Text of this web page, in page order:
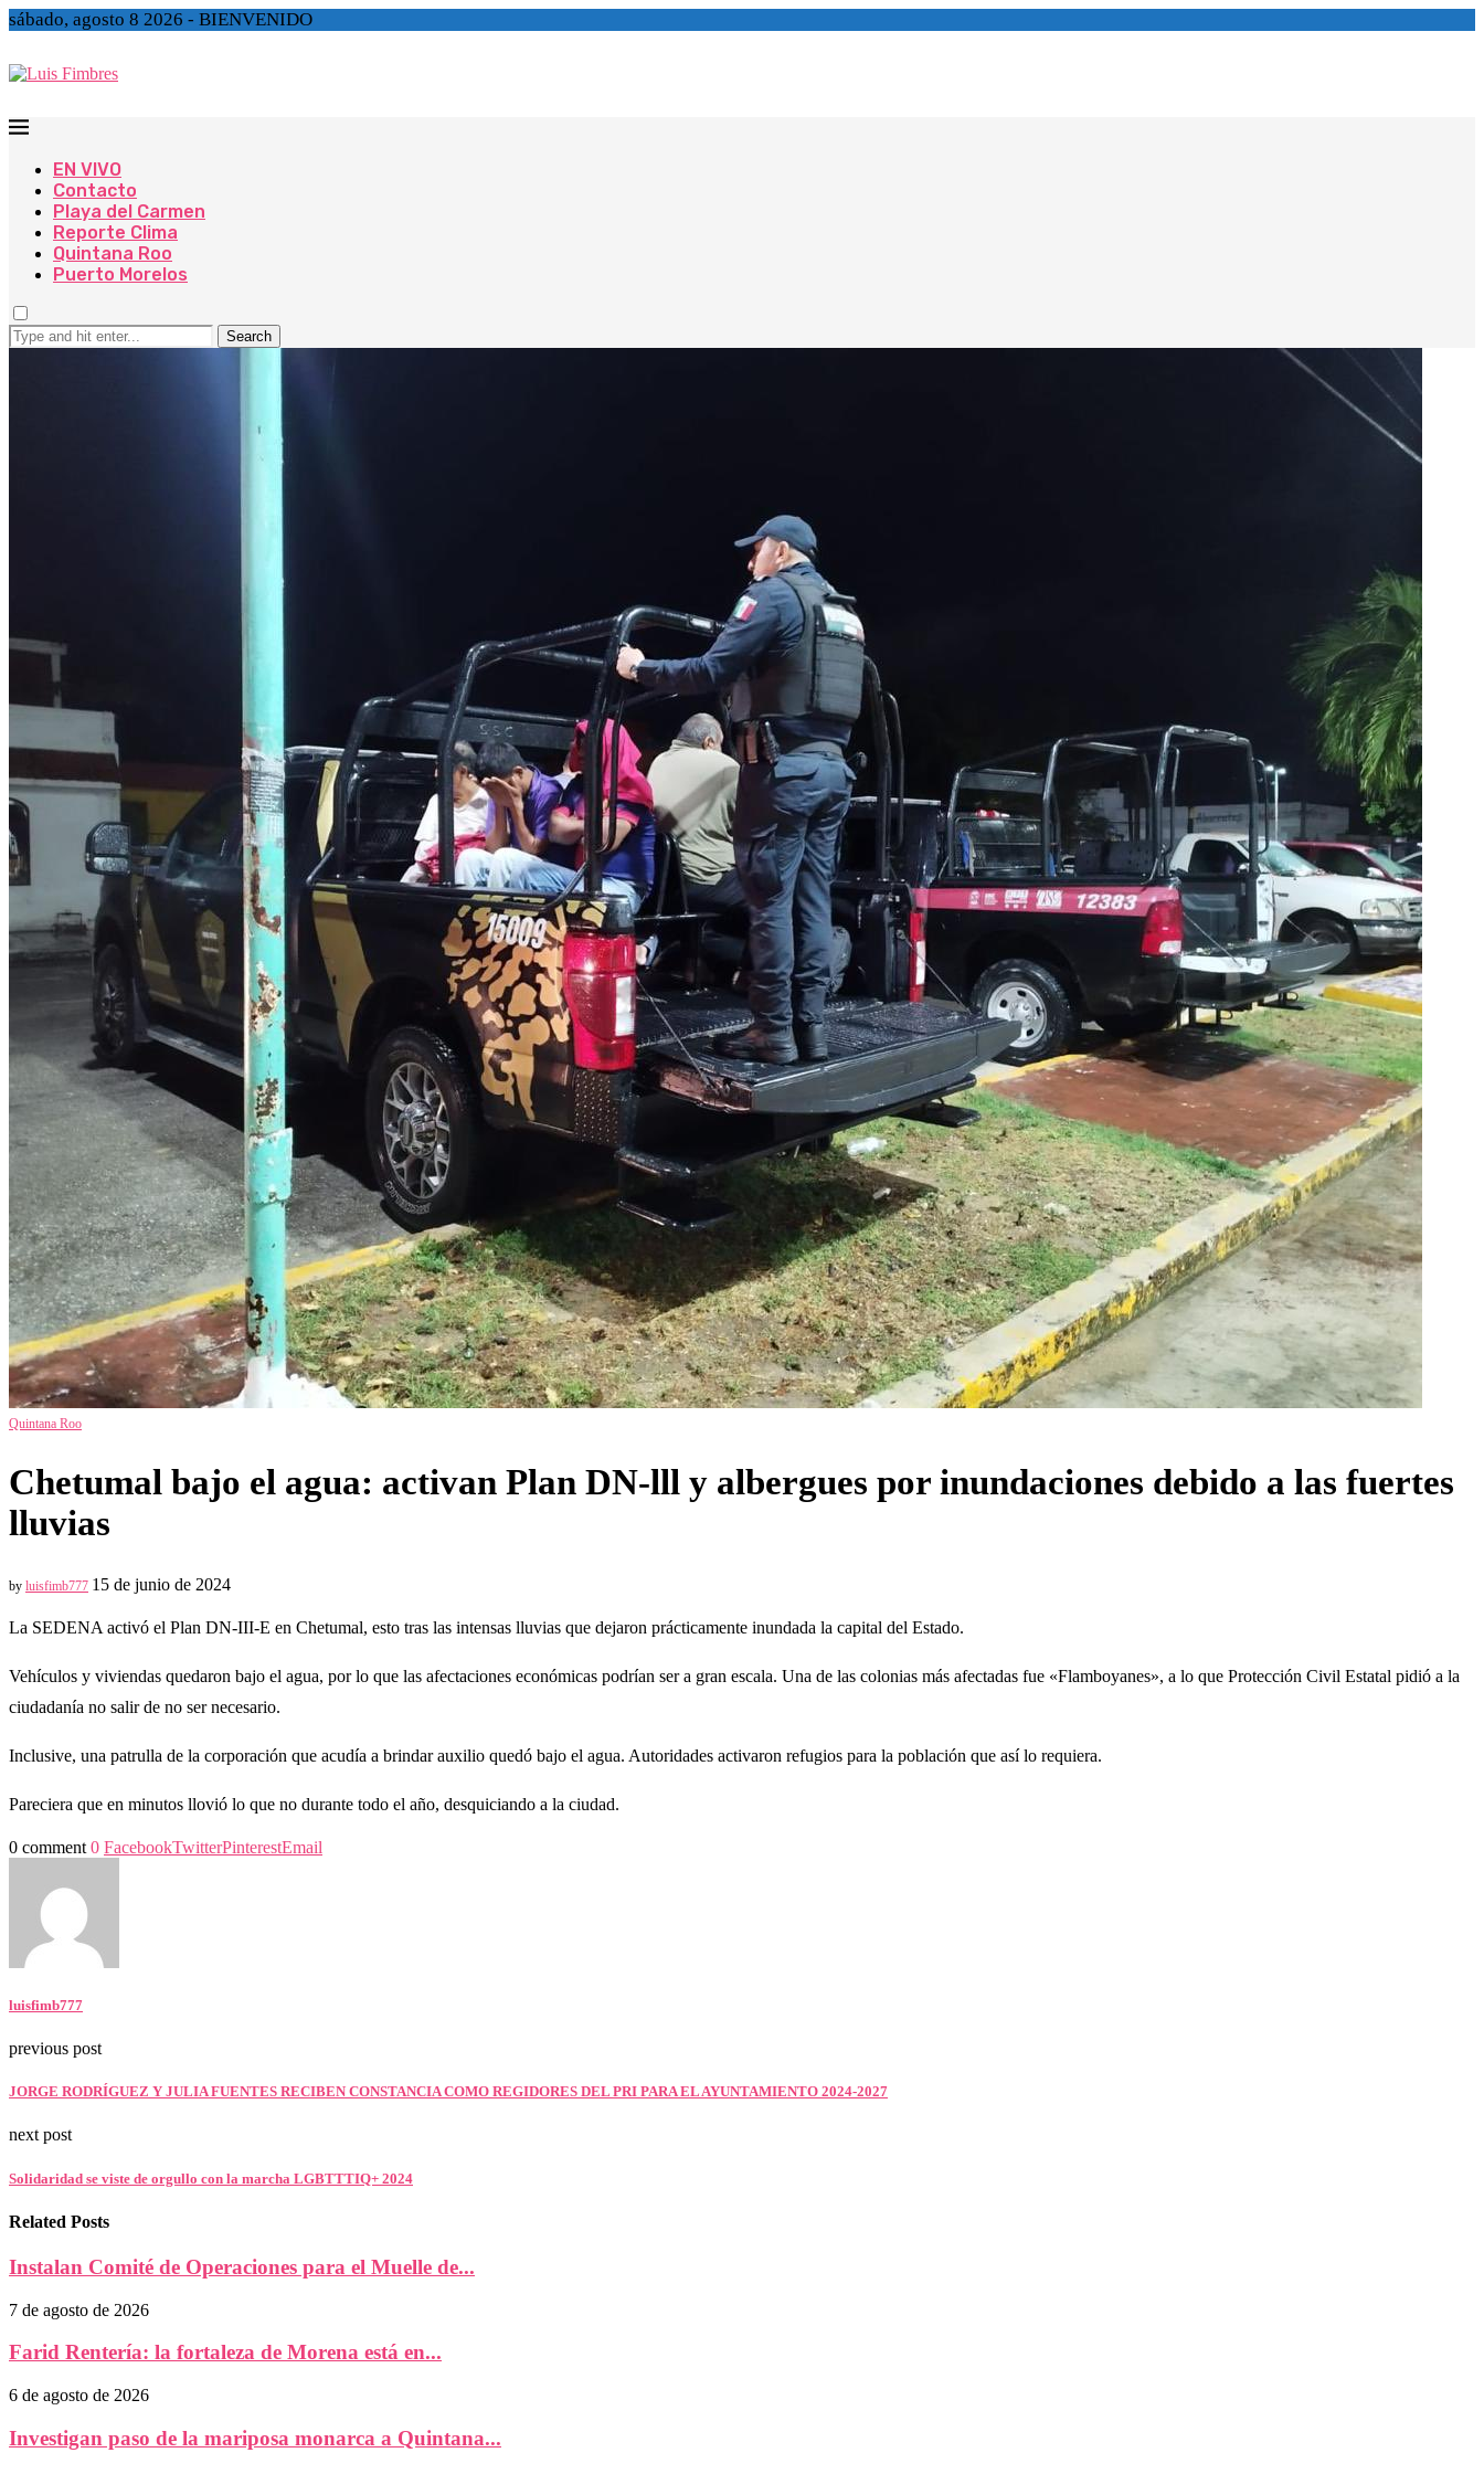
sábado, agosto 8 2026 - BIENVENIDO
EN VIVO
Contacto
Playa del Carmen
Reporte Clima
Quintana Roo
Puerto Morelos
Search
Quintana Roo
Chetumal bajo el agua: activan Plan DN-lll y albergues por inundaciones debido a las fuertes
lluvias
by luisfimb777 15 de junio de 2024
La SEDENA activó el Plan DN-III-E en Chetumal, esto tras las intensas lluvias que dejaron prácticamente inundada la capital del Estado.
Vehículos y viviendas quedaron bajo el agua, por lo que las afectaciones económicas podrían ser a gran escala. Una de las colonias más afectadas fue «Flamboyanes», a lo que Protección Civil Estatal pidió a la
ciudadanía no salir de no ser necesario.
Inclusive, una patrulla de la corporación que acudía a brindar auxilio quedó bajo el agua. Autoridades activaron refugios para la población que así lo requiera.
Pareciera que en minutos llovió lo que no durante todo el año, desquiciando a la ciudad.
0 comment 0 FacebookTwitterPinterestEmail
luisfimb777
previous post
JORGE RODRÍGUEZ Y JULIA FUENTES RECIBEN CONSTANCIA COMO REGIDORES DEL PRI PARA EL AYUNTAMIENTO 2024-2027
next post
Solidaridad se viste de orgullo con la marcha LGBTTTIQ+ 2024
Related Posts
Instalan Comité de Operaciones para el Muelle de...
7 de agosto de 2026
Farid Rentería: la fortaleza de Morena está en...
6 de agosto de 2026
Investigan paso de la mariposa monarca a Quintana...